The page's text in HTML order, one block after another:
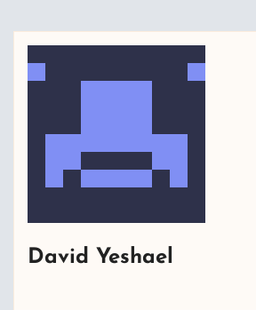
David Yeshael